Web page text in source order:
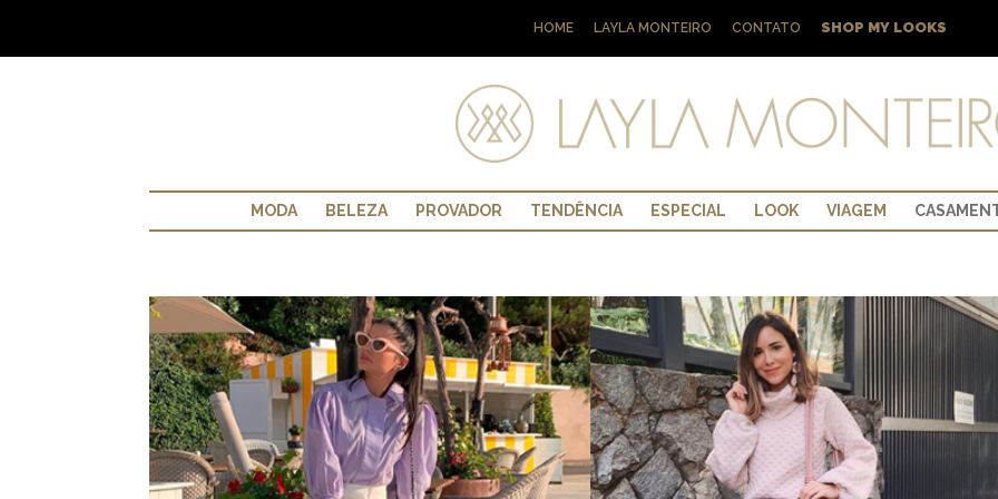
HOME LAYLA MONTEIRO CONTATO SHOP MY LOOKS
MODA BELEZA PROVADOR TENDÊNCIA ESPECIAL LOOK VIAGEM